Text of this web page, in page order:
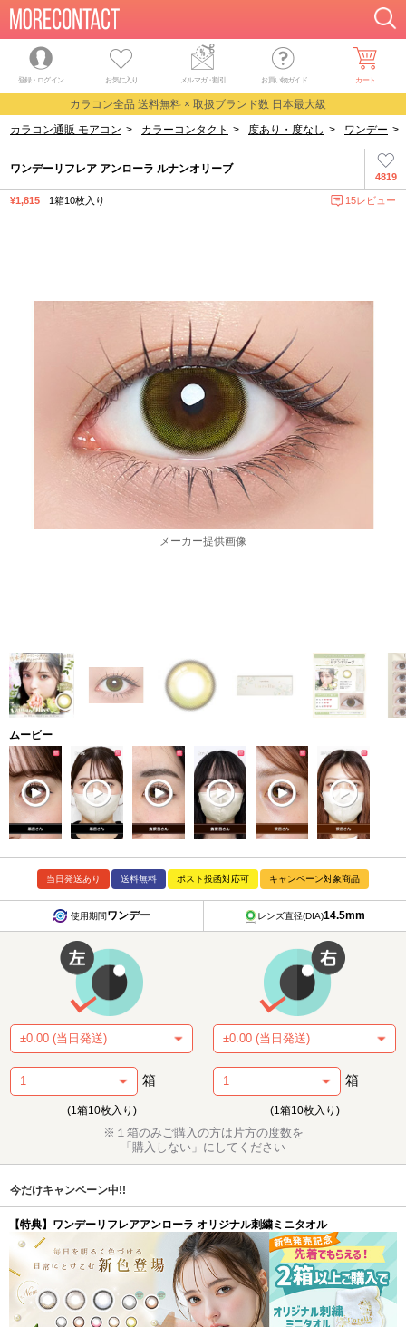
登録・ログイン お気に入り メルマガ・割引 お買い物ガイド カート
カラコン全品 送料無料 × 取扱ブランド数 日本最大級
カラコン通販 モアコン > カラーコンタクト > 度あり・度なし > ワンデー >
4819
ワンデーリフレア アンローラ ルナンオリーブ
¥1,815 1箱10枚入り 15レビュー
ムービー
当日発送あり 送料無料 ポスト投函対応可 キャンペーン対象商品
使用期間ワンデー レンズ直径(DIA)14.5mm
箱
(1箱10枚入り)
箱
(1箱10枚入り)
※１箱のみご購入の方は片方の度数を
「購入しない」にしてください
今だけキャンペーン中!!
【特典】ワンデーリフレアアンローラ オリジナル刺繍ミニタオル